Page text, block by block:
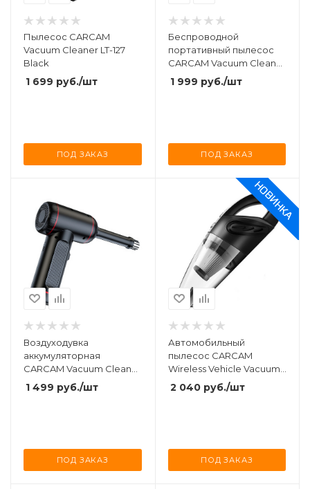
Пылесос CARCAM
Vacuum Cleaner LT-127
Black
1 699 руб./шт
ПОД ЗАКАЗ
Беспроводной
портативный пылесос
CARCAM Vacuum Cleaner
DW-180
1 999 руб./шт
ПОД ЗАКАЗ
Воздуходувка
аккумуляторная
CARCAM Vacuum Cleaner
VC-019
1 499 руб./шт
ПОД ЗАКАЗ
Автомобильный
пылесос CARCAM
Wireless Vehicle Vacuum
Cleaner AX-6612
2 040руб./шт
ПОД ЗАКАЗ